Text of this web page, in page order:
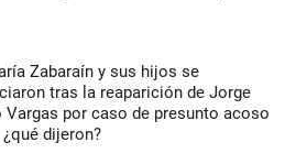
Zabaraín y sus hijos se
tras la reaparición de Jorge
Vargas por caso de presunto acoso
dijeron?